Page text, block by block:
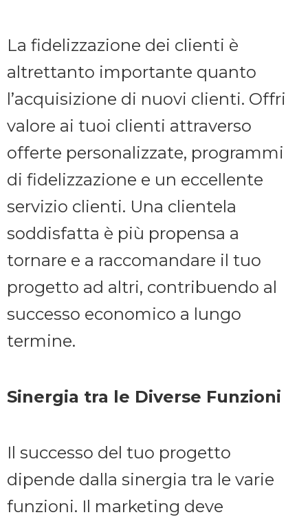
La fidelizzazione dei clienti è
altrettanto importante quanto
l’acquisizione di nuovi clienti. Offri
valore ai tuoi clienti attraverso
offerte personalizzate, programmi
di fidelizzazione e un eccellente
servizio clienti. Una clientela
soddisfatta è più propensa a
tornare e a raccomandare il tuo
progetto ad altri, contribuendo al
successo economico a lungo
termine.
Sinergia tra le Diverse Funzioni
Il successo del tuo progetto
dipende dalla sinergia tra le varie
funzioni. Il marketing deve